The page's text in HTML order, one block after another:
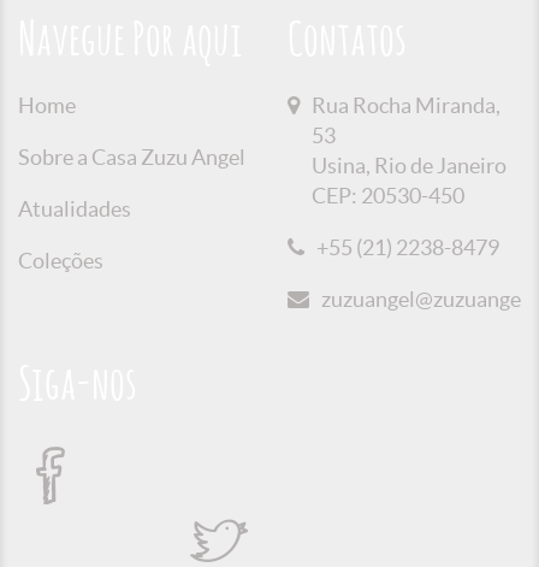
Home
Sobre a Casa Zuzu Angel
Atualidades
Coleções
Rua Rocha Miranda,
53
Usina, Rio de Janeiro
CEP: 20530-450
+55 (21) 2238-8479